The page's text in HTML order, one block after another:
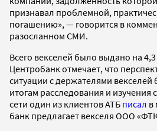
признавал проблемной,
погашению», — говорится в
разосланном СМИ.
Всего векселей было выдано на
Центробанк отмечает, что
ситуации с держателями векселей
итогам расследования и изучения
сети один из клиентов АТБ писал в
банк предлагает векселя ООО